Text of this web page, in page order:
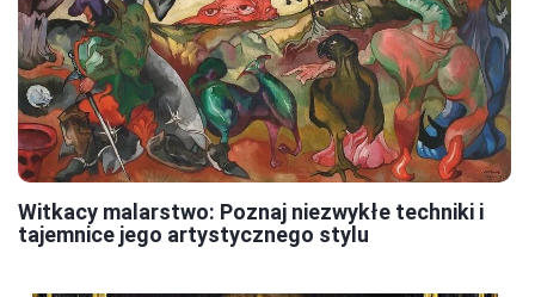
Witkacy malarstwo: Poznaj niezwykłe techniki i
tajemnice jego artystycznego stylu